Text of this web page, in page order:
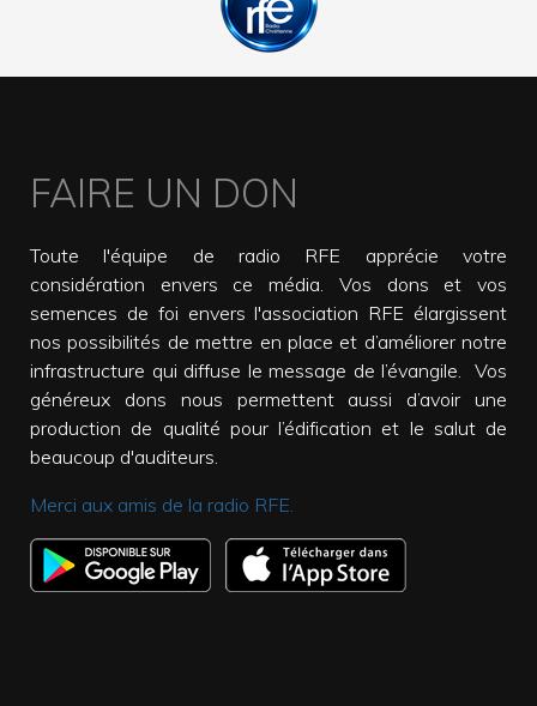
FAIRE UN DON
Toute l'équipe de radio RFE apprécie votre
considération envers ce média. Vos dons et vos
semences de foi envers l'association RFE élargissent
nos possibilités de mettre en place et d’améliorer notre
infrastructure qui diffuse le message de l’évangile. Vos
généreux dons nous permettent aussi d’avoir une
production de qualité pour l’édification et le salut de
beaucoup d'auditeurs.
Merci aux amis de la radio RFE.